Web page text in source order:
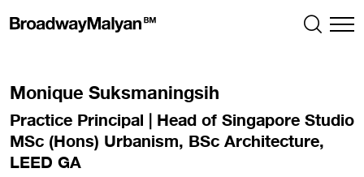
Monique Suksmaningsih
Practice Principal | Head of Singapore Studio
MSc (Hons) Urbanism, BSc Architecture,
LEED GA